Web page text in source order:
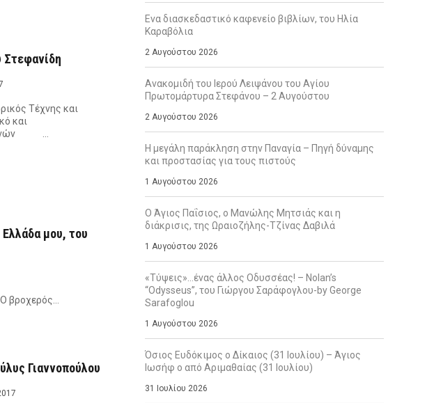
Στεφανίδη
Τέχνης και
και
…
μου, του
Γιαννοπούλου
Ενα διασκεδαστικό καφενείο βιβλίων, του Ηλία
Καραβόλια
2 Αυγούστου 2026
Ανακομιδή του Ιερού Λειψάνου του Αγίου
Πρωτομάρτυρα Στεφάνου – 2 Αυγούστου
2 Αυγούστου 2026
Η μεγάλη παράκληση στην Παναγία – Πηγή δύναμης
και προστασίας για τους πιστούς
1 Αυγούστου 2026
Ο Άγιος Παΐσιος, ο Μανώλης Μητσιάς και η
διάκρισις, της Ωραιοζήλης-Τζίνας Δαβιλά
1 Αυγούστου 2026
«Τύψεις»…ένας άλλος Οδυσσέας! – Nolan’s
“Odysseus”, του Γιώργου Σαράφογλου-by George
Sarafoglou
1 Αυγούστου 2026
Όσιος Ευδόκιμος ο Δίκαιος (31 Ιουλίου) – Άγιος
Ιωσήφ ο από Αριμαθαίας (31 Ιουλίου)
31 Ιουλίου 2026